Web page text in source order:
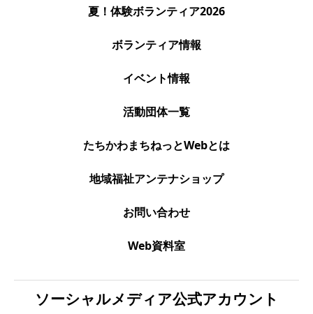
夏！体験ボランティア2026
ボランティア情報
イベント情報
活動団体一覧
たちかわまちねっとWebとは
地域福祉アンテナショップ
お問い合わせ
Web資料室
ソーシャルメディア公式アカウント